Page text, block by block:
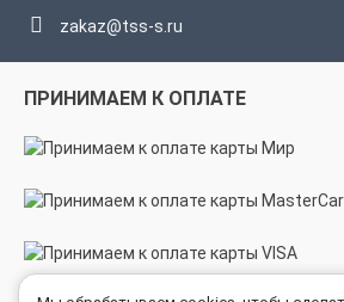
zakaz@tss-s.ru
ПРИНИМАЕМ К ОПЛАТЕ